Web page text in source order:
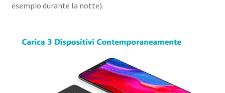
esempio durante la notte).